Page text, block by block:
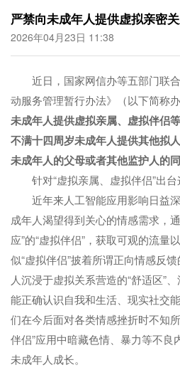
严禁向未成年人提供虚拟亲密
2026年04月23日 11:38
近日，国家网信办等五部门联
动服务管理暂行办法》（以下简称
未成年人提供虚拟亲属、虚拟伴侣
不满十四周岁未成年人提供其他拟
未成年人的父母或者其他监护人的同
针对“虚拟亲属、虚拟伴侣”出
近年来人工智能应用影响日益
成年人渴望得到关心的情感需求，
应”的“虚拟伴侣”，获取可观的流量
似“虚拟伴侣”披着所谓正向情感反
人沉浸于虚拟关系营造的“舒适区”
能正确认识自我和生活、现实社交
们在今后面对各类情感挫折时不知
伴侣”应用中暗藏色情、暴力等不
未成年人成长。